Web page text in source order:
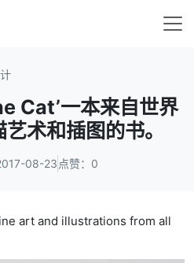
Cat’一本来自世界
术和插图的书。
08-23 点赞：0
art and illustrations from all